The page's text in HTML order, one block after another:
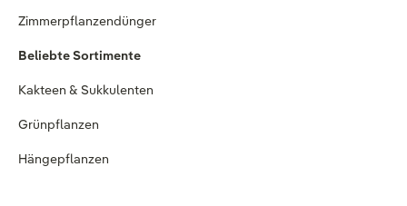
Zimmerpflanzendünger
Beliebte Sortimente
Kakteen & Sukkulenten
Grünpflanzen
Hängepflanzen